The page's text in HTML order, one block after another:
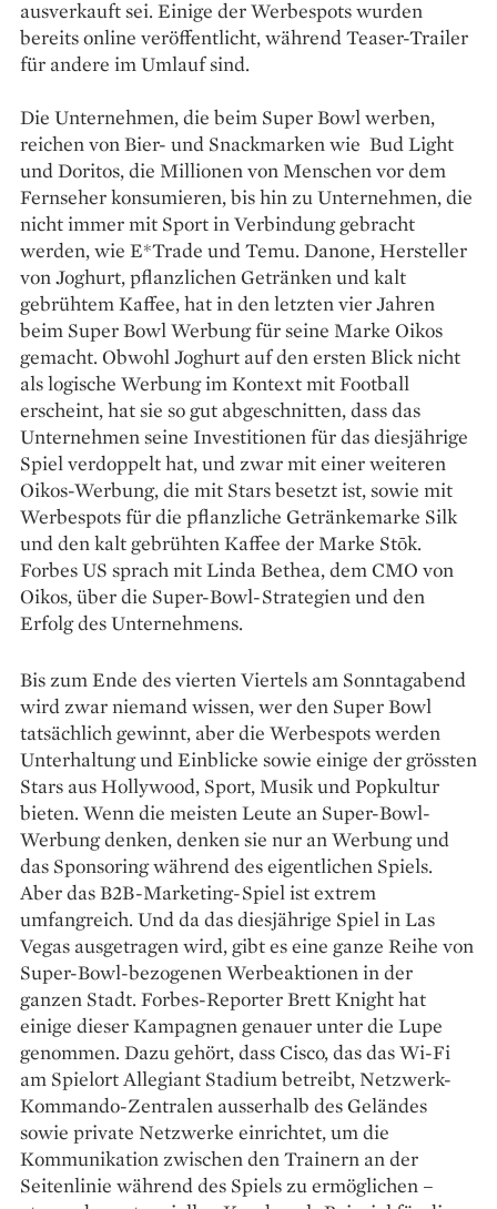
ausverkauft sei. Einige der Werbespots wurden
bereits online veröffentlicht, während Teaser-Trailer
für andere im Umlauf sind.
Die Unternehmen, die beim Super Bowl werben,
reichen von Bier- und Snackmarken wie Bud Light
und Doritos, die Millionen von Menschen vor dem
Fernseher konsumieren, bis hin zu Unternehmen, die
nicht immer mit Sport in Verbindung gebracht
werden, wie E*Trade und Temu. Danone, Hersteller
von Joghurt, pflanzlichen Getränken und kalt
gebrühtem Kaffee, hat in den letzten vier Jahren
beim Super Bowl Werbung für seine Marke Oikos
gemacht. Obwohl Joghurt auf den ersten Blick nicht
als logische Werbung im Kontext mit Football
erscheint, hat sie so gut abgeschnitten, dass das
Unternehmen seine Investitionen für das diesjährige
Spiel verdoppelt hat, und zwar mit einer weiteren
Oikos-Werbung, die mit Stars besetzt ist, sowie mit
Werbespots für die pflanzliche Getränkemarke Silk
und den kalt gebrühten Kaffee der Marke Stōk.
Forbes US sprach mit Linda Bethea, dem CMO von
Oikos, über die Super-Bowl-Strategien und den
Erfolg des Unternehmens.
Bis zum Ende des vierten Viertels am Sonntagabend
wird zwar niemand wissen, wer den Super Bowl
tatsächlich gewinnt, aber die Werbespots werden
Unterhaltung und Einblicke sowie einige der grössten
Stars aus Hollywood, Sport, Musik und Popkultur
bieten. Wenn die meisten Leute an Super-Bowl-
Werbung denken, denken sie nur an Werbung und
das Sponsoring während des eigentlichen Spiels.
Aber das B2B-Marketing-Spiel ist extrem
umfangreich. Und da das diesjährige Spiel in Las
Vegas ausgetragen wird, gibt es eine ganze Reihe von
Super-Bowl-bezogenen Werbeaktionen in der
ganzen Stadt. Forbes-Reporter Brett Knight hat
einige dieser Kampagnen genauer unter die Lupe
genommen. Dazu gehört, dass Cisco, das das Wi-Fi
am Spielort Allegiant Stadium betreibt, Netzwerk-
Kommando-Zentralen ausserhalb des Geländes
sowie private Netzwerke einrichtet, um die
Kommunikation zwischen den Trainern an der
Seitenlinie während des Spiels zu ermöglichen –